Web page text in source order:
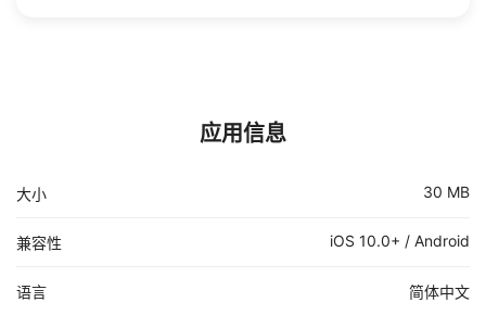
应用信息
大小 30 MB
兼容性 iOS 10.0+ / Android
语言 简体中文